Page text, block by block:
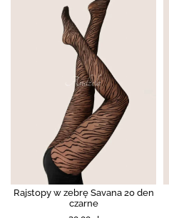
Rajstopy w zebrę Savana 20 den
czarne